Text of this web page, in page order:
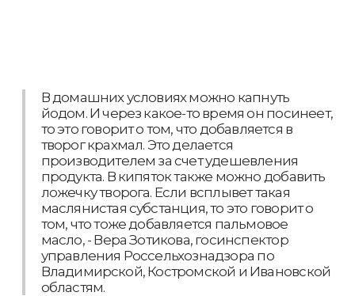
В домашних условиях можно капнуть
йодом. И через какое-то время он посинеет,
то это говорит о том, что добавляется в
творог крахмал. Это делается
производителем за счет удешевления
продукта. В кипяток также можно добавить
ложечку творога. Если всплывет такая
маслянистая субстанция, то это говорит о
том, что тоже добавляется пальмовое
масло, - Вера Зотикова, госинспектор
управления Россельхознадзора по
Владимирской, Костромской и Ивановской
областям.